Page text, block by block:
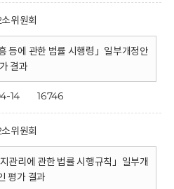
위원회
등에 관한 법률 시행령」일부개정안
결과
14 16746
위원회
관리에 관한 법률 시행규칙」일부개
평가 결과